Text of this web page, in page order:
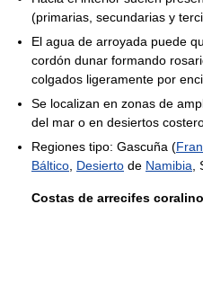
(primarias, secundarias y
El agua de arroyada puede
cordón dunar formando
colgados ligeramente por
Se localizan en zonas de
del mar o en desiertos
Regiones tipo: Gascuña (
Báltico, Desierto de Namibia,
Costas de arrecifes